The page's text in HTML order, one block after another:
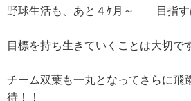
野球生活も、あと４ｹ月～ 目指す
目標を持ち生きていくことは大切で
チーム双葉も一丸となってさらに
待！！